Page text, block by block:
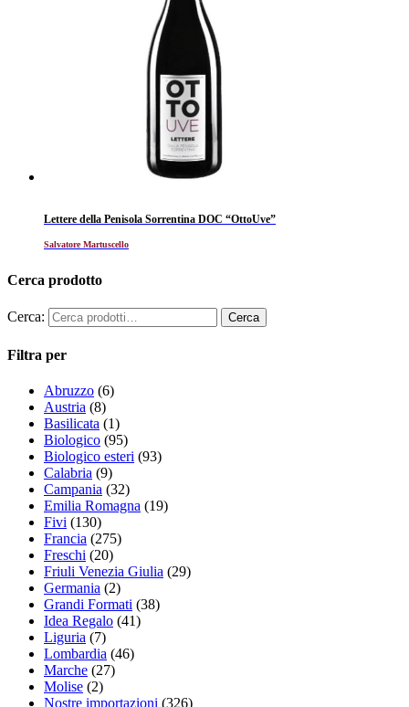
Lettere della Penisola Sorrentina DOC “OttoUve”
Salvatore Martuscello
Cerca prodotto
Cerca:
Filtra per
Abruzzo (6)
Austria (8)
Basilicata (1)
Biologico (95)
Biologico esteri (93)
Calabria (9)
Campania (32)
Emilia Romagna (19)
Fivi (130)
Francia (275)
Freschi (20)
Friuli Venezia Giulia (29)
Germania (2)
Grandi Formati (38)
Idea Regalo (41)
Liguria (7)
Lombardia (46)
Marche (27)
Molise (2)
Nostre importazioni (326)